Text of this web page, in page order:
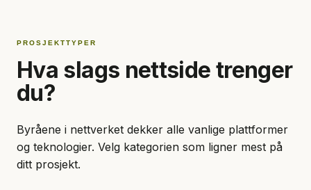
PROSJEKTTYPER
Hva slags nettside trenger
du?
Byråene i nettverket dekker alle vanlige plattformer
og teknologier. Velg kategorien som ligner mest på
ditt prosjekt.